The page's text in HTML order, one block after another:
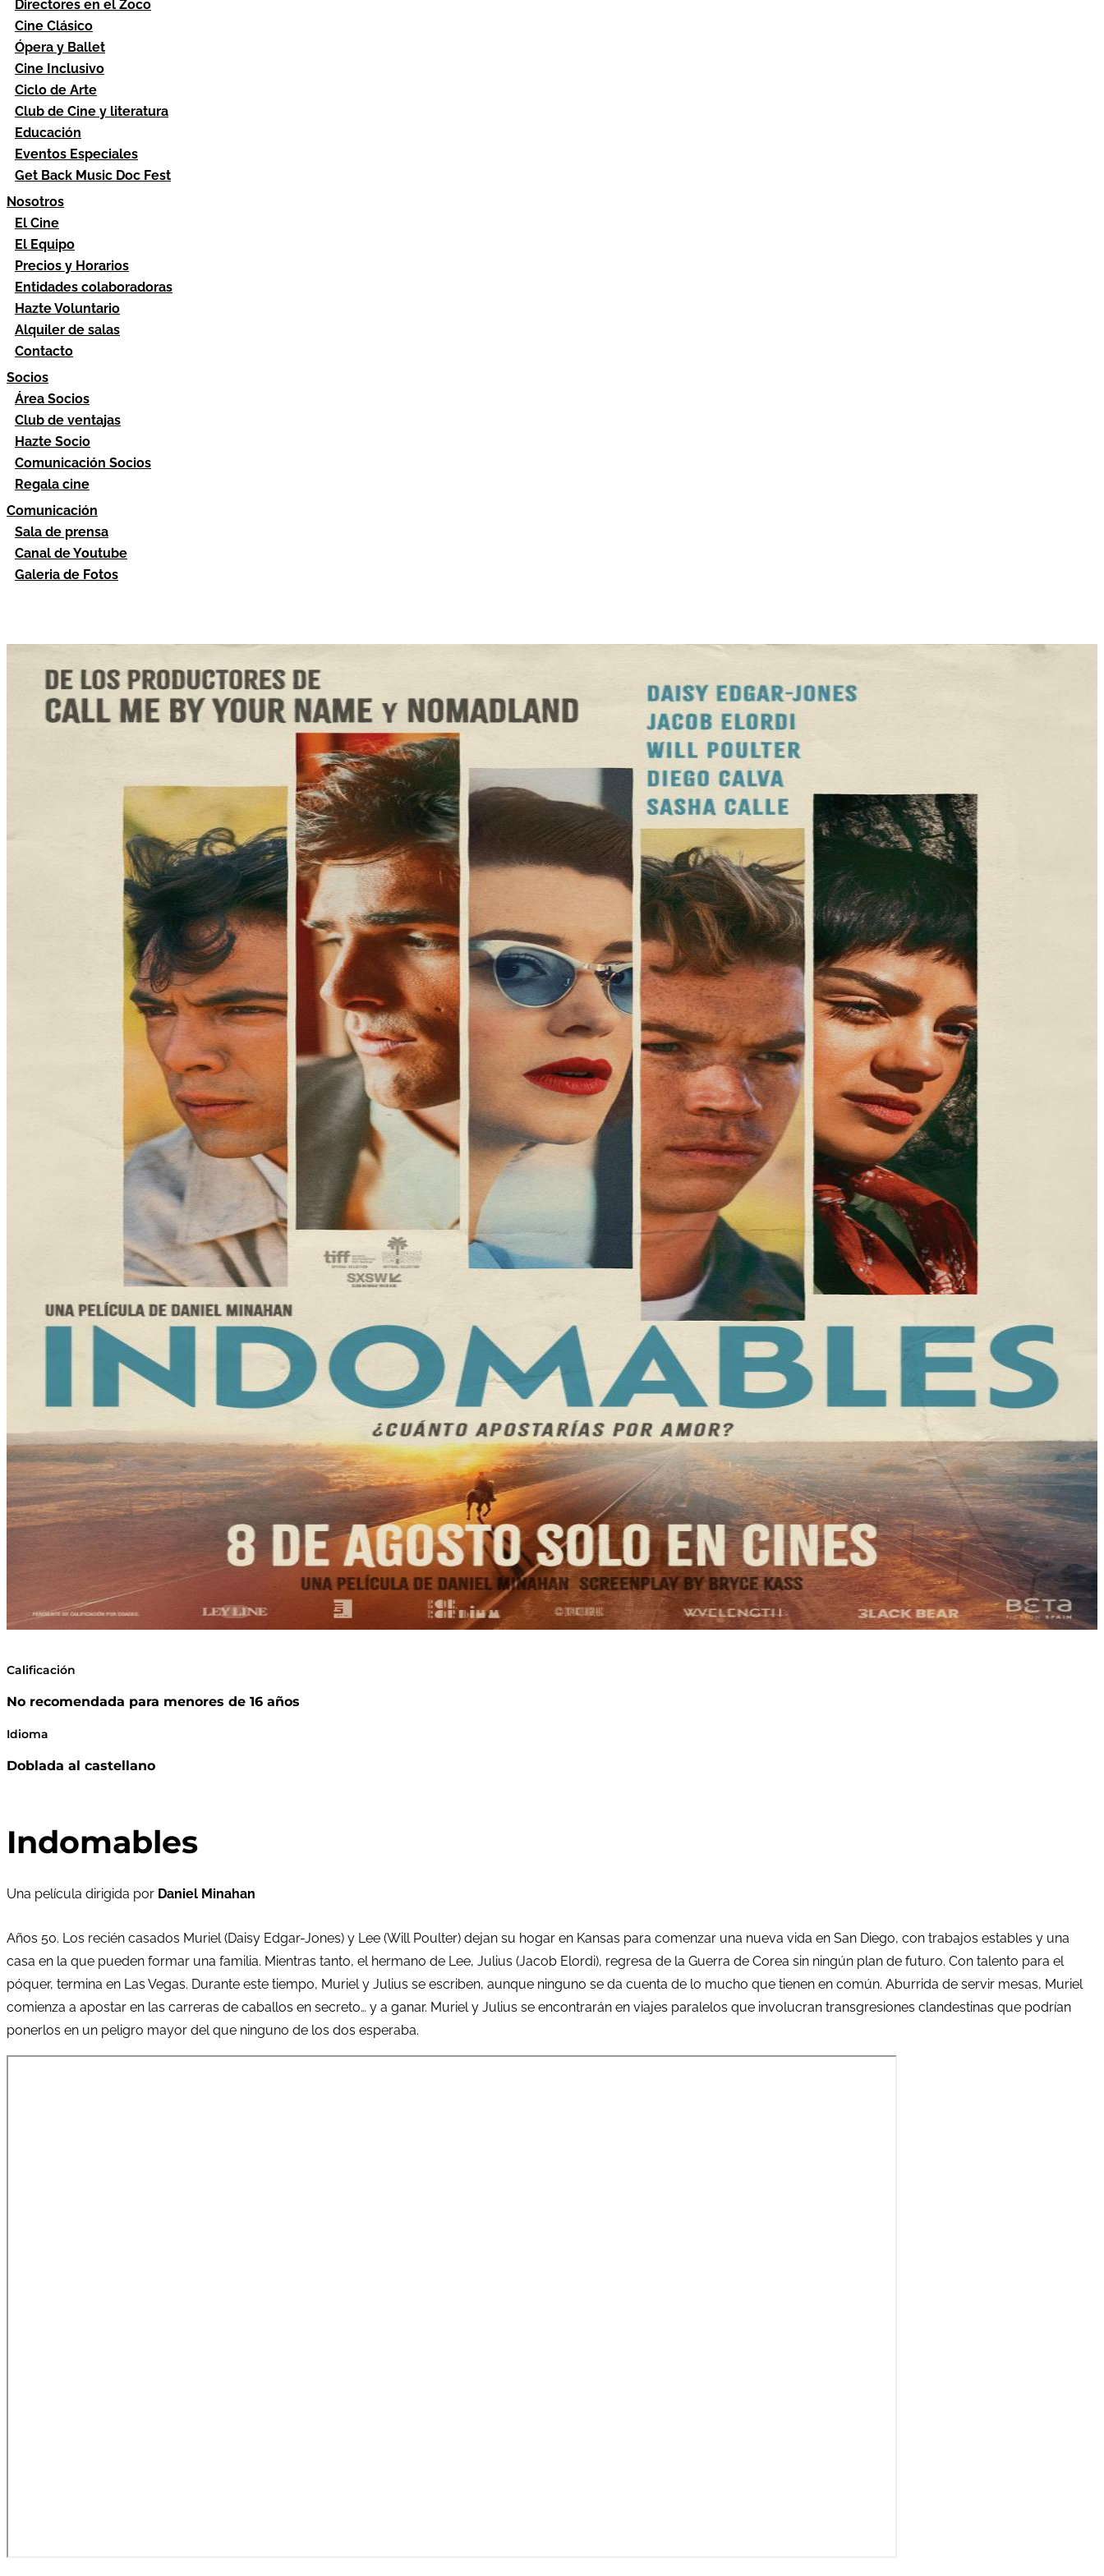
Directores en el Zoco
Cine Clásico
Ópera y Ballet
Cine Inclusivo
Ciclo de Arte
Club de Cine y literatura
Educación
Eventos Especiales
Get Back Music Doc Fest
Nosotros
El Cine
El Equipo
Precios y Horarios
Entidades colaboradoras
Hazte Voluntario
Alquiler de salas
Contacto
Socios
Área Socios
Club de ventajas
Hazte Socio
Comunicación Socios
Regala cine
Comunicación
Sala de prensa
Canal de Youtube
Galeria de Fotos
Calificación
No recomendada para menores de 16 años
Idioma
Doblada al castellano
Indomables
Una película dirigida por Daniel Minahan
Años 50. Los recién casados ​​Muriel (Daisy Edgar-Jones) y Lee (Will Poulter) dejan su hogar en Kansas para comenzar una nueva vida en San Diego, con trabajos estables y una
casa en la que pueden formar una familia. Mientras tanto, el hermano de Lee, Julius (Jacob Elordi), regresa de la Guerra de Corea sin ningún plan de futuro. Con talento para el
póquer, termina en Las Vegas. Durante este tiempo, Muriel y Julius se escriben, aunque ninguno se da cuenta de lo mucho que tienen en común. Aburrida de servir mesas, Muriel
comienza a apostar en las carreras de caballos en secreto… y a ganar. Muriel y Julius se encontrarán en viajes paralelos que involucran transgresiones clandestinas que podrían
ponerlos en un peligro mayor del que ninguno de los dos esperaba.